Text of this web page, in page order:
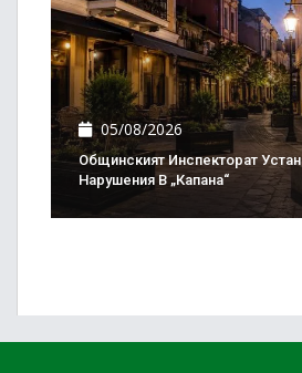
05/08/2026
Общинският Инспекторат
Нарушения В „Капана“